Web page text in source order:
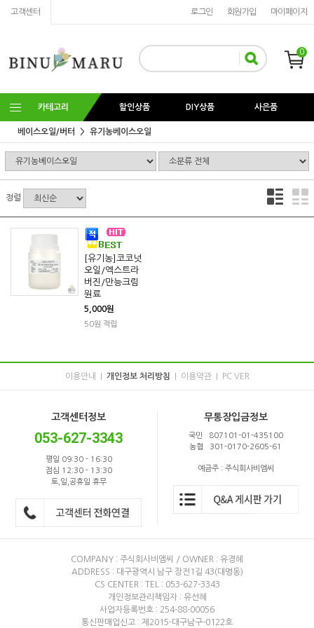
고객센터 마이페이지
회원가입
로그인
0
카테고리 할인상품 DIY상품 사은품
베이스오일/버터 유기농베이스오일
정렬
[유기농]코코넛
오일/엑스트라
버진/만능크림
원료
5,000원
50원 적립
이용안내 개인정보 처리방침 이용약관 PC VER
고객센터정보
053-627-3343
평일 09:30 - 16:30
점심 12:30 - 13:30
토,일,공휴일 휴무
무통장입금정보
국민 807101-01-435100
농협 301-0170-2605-61
예금주 : 주식회사비엠씨
COMPANY : 주식회사비엠씨 / OWNER : 유경혜
ADDRESS : 대구광역시 남구 장전1길 43(대명동)
CS CENTER : TEL : 053-627-3343
개인정보관리책임자 : 유선혜
사업자등록번호 : 254-88-00056
통신판매업신고 : 제2015-대구남구-0122호